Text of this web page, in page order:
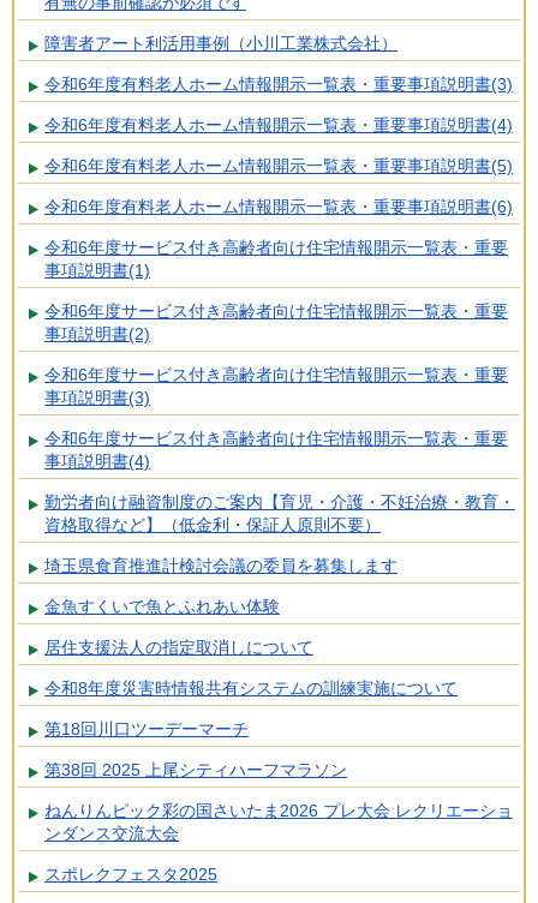
障害者アート利活用事例（小川工業株式会社）
令和6年度有料老人ホーム情報開示一覧表・重要事項説明書(3)
令和6年度有料老人ホーム情報開示一覧表・重要事項説明書(4)
令和6年度有料老人ホーム情報開示一覧表・重要事項説明書(5)
令和6年度有料老人ホーム情報開示一覧表・重要事項説明書(6)
令和6年度サービス付き高齢者向け住宅情報開示一覧表・重要
事項説明書(1)
令和6年度サービス付き高齢者向け住宅情報開示一覧表・重要
事項説明書(2)
令和6年度サービス付き高齢者向け住宅情報開示一覧表・重要
事項説明書(3)
令和6年度サービス付き高齢者向け住宅情報開示一覧表・重要
事項説明書(4)
勤労者向け融資制度のご案内【育児・介護・不妊治療・教育・
資格取得など】（低金利・保証人原則不要）
埼玉県食育推進計検討会議の委員を募集します
金魚すくいで魚とふれあい体験
居住支援法人の指定取消しについて
令和8年度災害時情報共有システムの訓練実施について
第18回川口ツーデーマーチ
第38回 2025 上尾シティハーフマラソン
ねんりんピック彩の国さいたま2026 プレ大会 レクリエーショ
ンダンス交流大会
スポレクフェスタ2025